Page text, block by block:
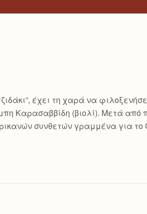
έχει τη χαρά να
Καρασαββίδη (βιολί). Μετά από
συνθετών γραμμένα για το